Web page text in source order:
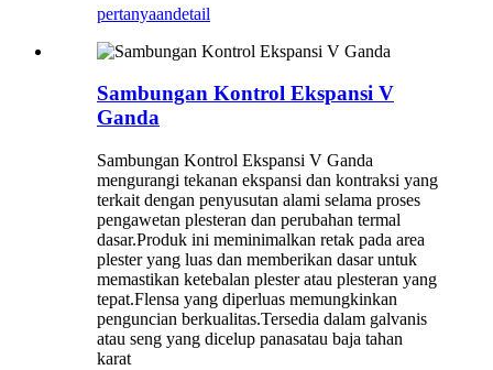
pertanyaandetail
Sambungan Kontrol Ekspansi V
Ganda
Sambungan Kontrol Ekspansi V Ganda
mengurangi tekanan ekspansi dan kontraksi yang
terkait dengan penyusutan alami selama proses
pengawetan plesteran dan perubahan termal
dasar.Produk ini meminimalkan retak pada area
plester yang luas dan memberikan dasar untuk
memastikan ketebalan plester atau plesteran yang
tepat.Flensa yang diperluas memungkinkan
penguncian berkualitas.Tersedia dalam galvanis
atau seng yang dicelup panasatau baja tahan
karat